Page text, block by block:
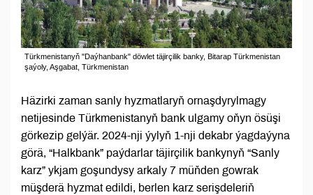
Türkmenistanyň "Daýhanbank" döwlet täjirçilik banky, Bitarap Türkmenistan
şaýoly, Aşgabat, Türkmenistan
Häzirki zaman sanly hyzmatlaryň ornaşdyrylmagy
netijesinde Türkmenistanyň bank ulgamy oňyn ösüşi
görkezip gelýär. 2024-nji ýylyň 1-nji dekabr ýagdaýyna
görä, “Halkbank” paýdarlar täjirçilik bankynyň “Sanly
karz” ykjam goşundysy arkaly 7 müňden gowrak
müşderä hyzmat edildi, berlen karz serişdeleriň